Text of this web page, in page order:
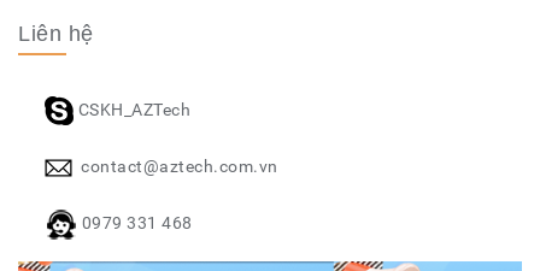
Liên hệ
CSKH_AZTech
contact@aztech.com.vn
0979 331 468